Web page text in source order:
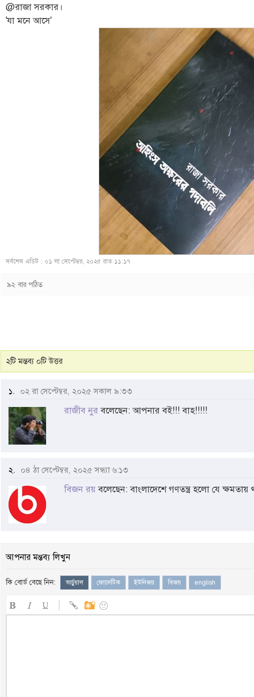
@রাজা সরকার।
'যা মনে আসে'
সর্বশেষ এডিট : ০১ লা সেপ্টেম্বর, ২০২৫ রাত ১১:১৭
৯২ বার পঠিত
২টি মন্তব্য ০টি উত্তর
১. ০২ রা সেপ্টেম্বর, ২০২৫ সকাল ৯:৩৩
রাজীব নুর বলেছেন: আপনার বই!!! বাহ!!!!!
২. ০৪ ঠা সেপ্টেম্বর, ২০২৫ সন্ধ্যা ৬:১৩
বিজন রয়বলেছেন: বাংলাদেশে গণতন্ত্র হলো যে
আপনার মন্তব্য লিখুন
কি বোর্ড বেছে নিন: ভার্চুয়াল ফোনেটিক ইউনিজয় বিজয় english